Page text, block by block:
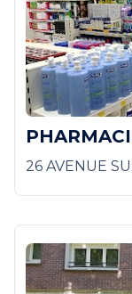
26 AVENUE